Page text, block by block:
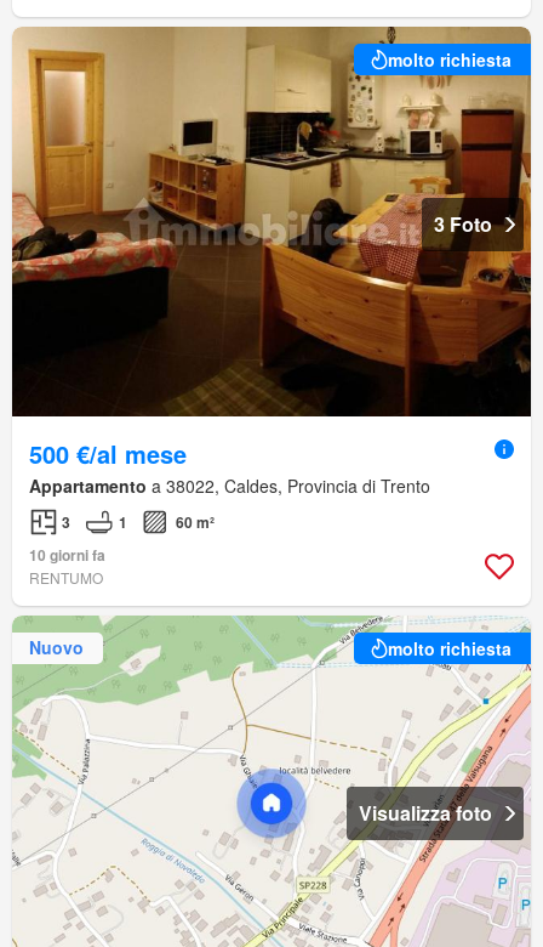
molto richiesta
3 Foto
500 €/al mese
Appartamento a 38022, Caldes, Provincia di Trento
3 1
60 m²
10 giorni fa
RENTUMO
Nuovo molto richiesta
Visualizza foto